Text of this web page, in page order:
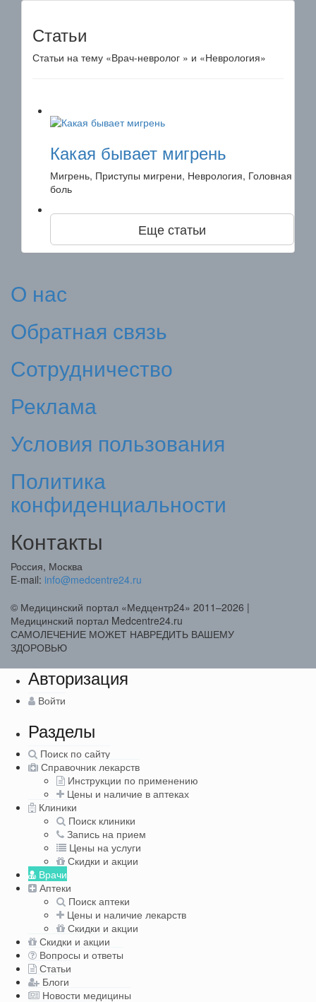
Статьи
Статьи на тему «Врач-невролог » и «Неврология»
Какая бывает мигрень
Мигрень, Приступы мигрени, Неврология, Головная
боль
Еще статьи
О нас
Обратная связь
Сотрудничество
Реклама
Условия пользования
Политика
конфиденциальности
Контакты
Россия, Москва
E-mail: info@medcentre24.ru
© Медицинский портал «Медцентр24» 2011–2026 |
Медицинский портал Medcentre24.ru
САМОЛЕЧЕНИЕ МОЖЕТ НАВРЕДИТЬ ВАШЕМУ
ЗДОРОВЬЮ
Авторизация
Войти
Разделы
Поиск по сайту
Справочник лекарств
Инструкции по применению
Цены и наличие в аптеках
Клиники
Поиск клиники
Запись на прием
Цены на услуги
Скидки и акции
Врачи
Аптеки
Поиск аптеки
Цены и наличие лекарств
Скидки и акции
Скидки и акции
Вопросы и ответы
Статьи
Блоги
Новости медицины